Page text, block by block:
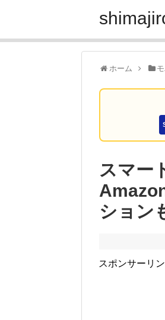
ホーム
スマー
ション
スポンサーリ